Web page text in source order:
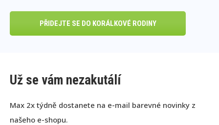
PŘIDEJTE SE DO KORÁLKOVÉ RODINY
Už se vám nezakutálí
Max 2x týdně dostanete na e-mail barevné novinky z
našeho e-shopu.